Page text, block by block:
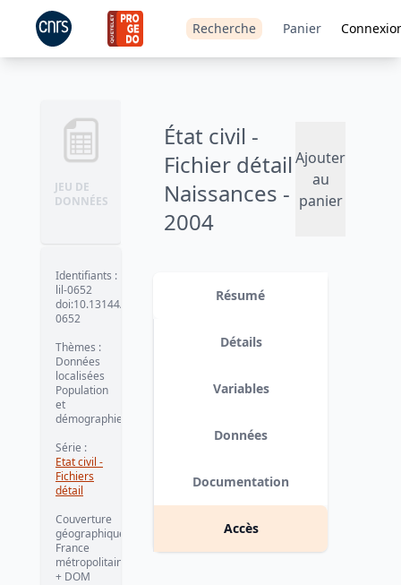
Recherche Panier
JEU DE
DONNÉES
État civil -
Fichier détail
Naissances -
2004
Ajouter
au
panier
Identifiants :
lil-0652
doi:10.13144/lil-
0652
Thèmes :
Données
localisées
Population
et
démographie
Série :
Etat civil -
Fichiers
détail
Couverture
géographique
France
métropolitaine
+ DOM
Résumé
Détails
Variables
Données
Documentation
Accès